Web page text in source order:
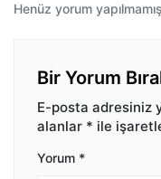
Henüz yorum
Bir Yorum
E-posta adresiniz
alanlar * ile
Yorum *